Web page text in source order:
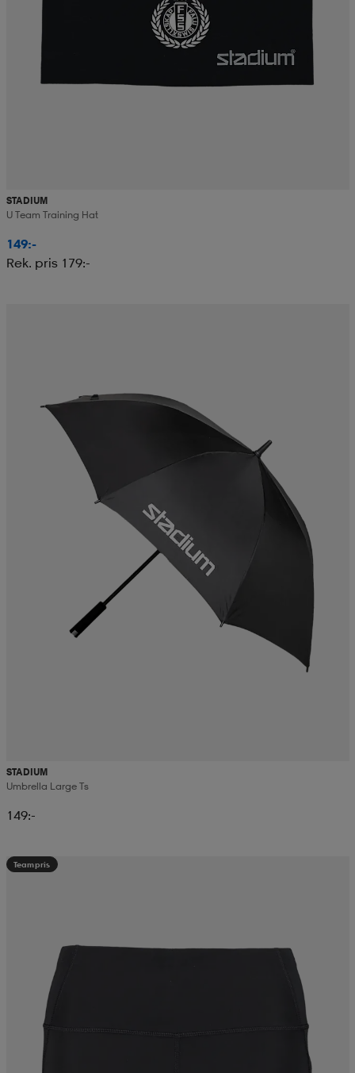
STADIUM
U Team Training Hat
149:-
Rek. pris 179:-
STADIUM
Umbrella Large Ts
149:-
Teampris